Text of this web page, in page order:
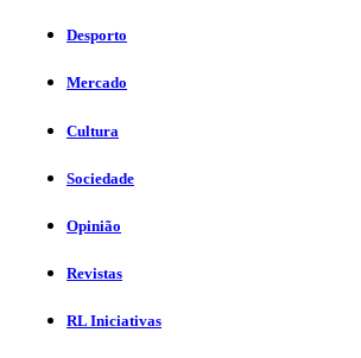
Desporto
Mercado
Cultura
Sociedade
Opinião
Revistas
RL Iniciativas